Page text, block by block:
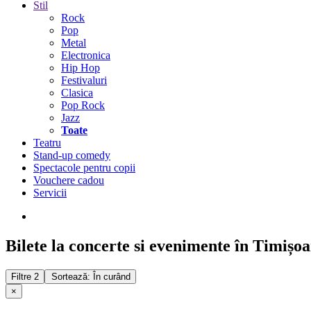
Stil
Rock
Pop
Metal
Electronica
Hip Hop
Festivaluri
Clasica
Pop Rock
Jazz
Toate
Teatru
Stand-up comedy
Spectacole pentru copii
Vouchere cadou
Servicii
Bilete la concerte si evenimente în
Filtre 2
Sortează: În curând
×